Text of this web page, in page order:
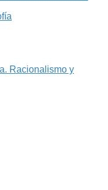
Racionalismo y